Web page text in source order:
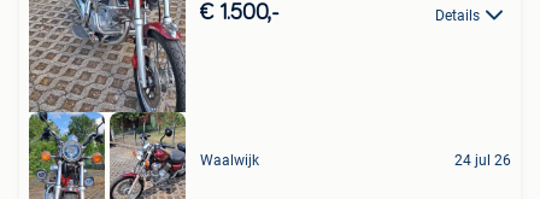
€ 1.500,- Details
Waalwijk 24 jul 26